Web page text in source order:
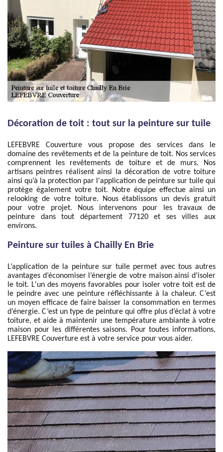
Décoration de toit : tout sur la peinture sur tuile
LEFEBVRE Couverture vous propose des services dans le
domaine des revêtements et de la peinture de toit. Nos services
comprennent les revêtements de toiture et de murs. Nos
artisans peintres réalisent ainsi la décoration de votre toiture
ainsi qu’à la protection par l'application de peinture sur tuile qui
protège également votre toit. Notre équipe effectue ainsi un
relooking de votre toiture. Nous établissons un devis gratuit
pour votre projet. Nous intervenons pour les travaux de
peinture dans tout département 77120 et ses villes aux
environs.
Peinture sur tuiles à Chailly En Brie
L’application de la peinture sur tuile permet avec tous autres
avantages d’économiser l’énergie de votre maison ainsi d’isoler
le toit. L'un des moyens favorables pour isoler votre toit est de
le peindre avec une peinture réfléchissante à la chaleur. C’est
un moyen efficace de faire baisser la consommation en termes
d’énergie. C’est un type de peinture qui offre plus d’éclat à votre
toiture, et aide à maintenir une température ambiante à votre
maison pour les différentes saisons. Pour toutes informations,
LEFEBVRE Couverture est à votre service pour vous aider.